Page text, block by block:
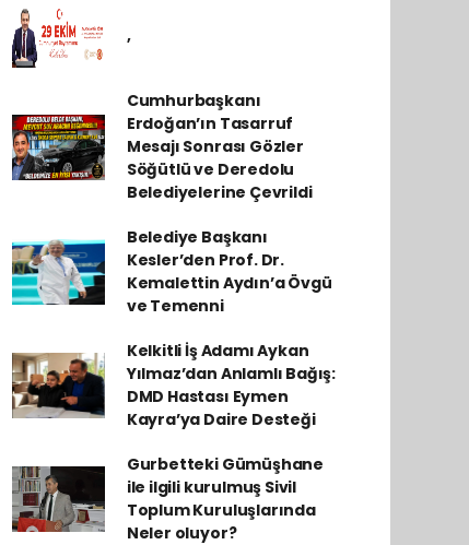
,
Cumhurbaşkanı
Erdoğan’ın Tasarruf
Mesajı Sonrası Gözler
Söğütlü ve Deredolu
Belediyelerine Çevrildi
Belediye Başkanı
Kesler’den Prof. Dr.
Kemalettin Aydın’a Övgü
ve Temenni
Kelkitli İş Adamı Aykan
Yılmaz’dan Anlamlı Bağış:
DMD Hastası Eymen
Kayra’ya Daire Desteği
Gurbetteki Gümüşhane
ile ilgili kurulmuş Sivil
Toplum Kuruluşlarında
Neler oluyor?